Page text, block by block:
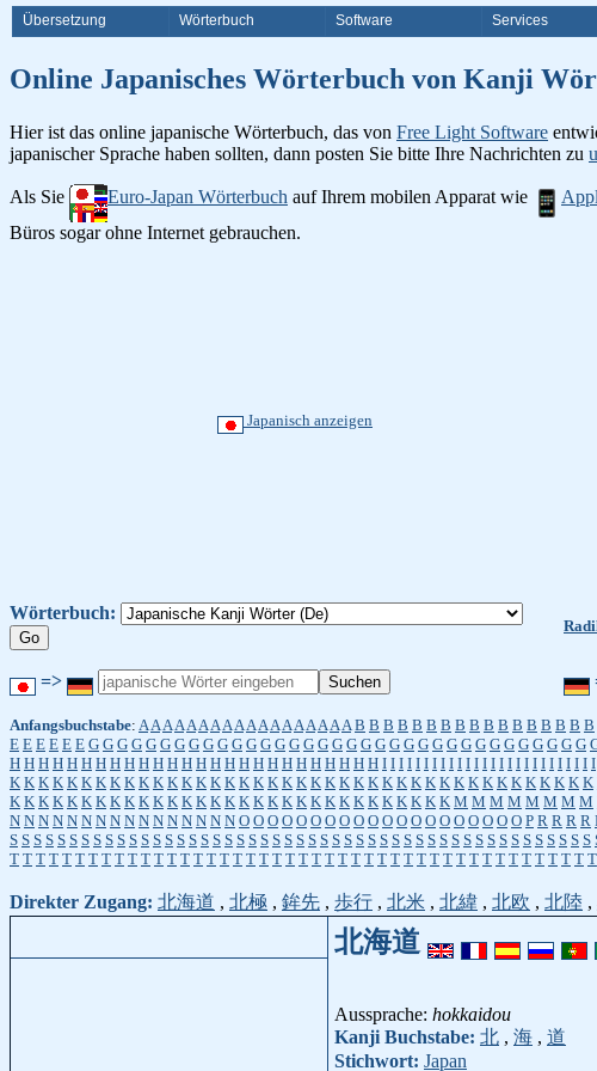
Übersetzung Wörterbuch Software Services
Online Japanisches Wörterbuch von Kanji
Hier ist das online japanische Wörterbuch, das von Free Light Software
japanischer Sprache haben sollten, dann posten Sie bitte Ihre Nachrichten zu
Als Sie Euro-Japan Wörterbuch auf Ihrem mobilen Apparat wie
Büros sogar ohne Internet gebrauchen.
Japanisch anzeigen
Wörterbuch:
=>
Anfangsbuchstabe: A A A A A A A A A A A A A A A A A A B B B B B B B B B B B B B B B B B
E E E E E E G G G G G G G G G G G G G G G G G G G G G G G G G G G G G G G G G G G
H H H H H H H H H H H H H H H H H H H H H H H H H H I I I I I I I I I I I I I I I I I I I I I I I I I I
K K K K K K K K K K K K K K K K K K K K K K K K K K K K K K K K K K K K K K K K K
K K K K K K K K K K K K K K K K K K K K K K K K K K K K K K K M M M M M M M M
N N N N N N N N N N N N N N N N O O O O O O O O O O O O O O O O O O O O P R R R R
S S S S S S S S S S S S S S S S S S S S S S S S S S S S S S S S S S S S S S S S S S S S S S S S S
T T T T T T T T T T T T T T T T T T T T T T T T T T T T T T T T T T T T T T T T T T T T T
Direkter Zugang: 北海道 , 北極 , 鉾先 , 歩行 , 北米 , 北緯 , 北欧 , 北陸 ,
北海道
Aussprache: hokkaidou
Kanji Buchstabe: 北 , 海 , 道
Stichwort: Japan